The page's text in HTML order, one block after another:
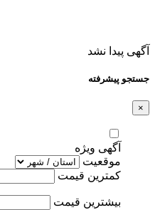
آگهی پیدا نشد
جستجو پیشرفته
×
آگهی ویژه
موقعیت
کمترین قیمت
بیشترین قیمت